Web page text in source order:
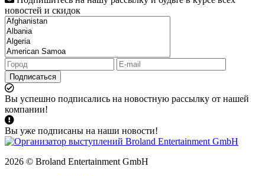
новостей и скидок
Подписаться
Вы успешно подписались на новостную рассылку от нашей
компании!
Вы уже подписаны на наши новости!
2026 © Broland Entertainment GmbH